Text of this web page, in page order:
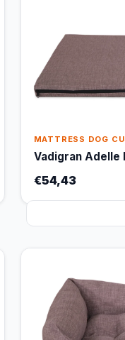
MATTRESS DOG
Vadigran Adelle
€54,43